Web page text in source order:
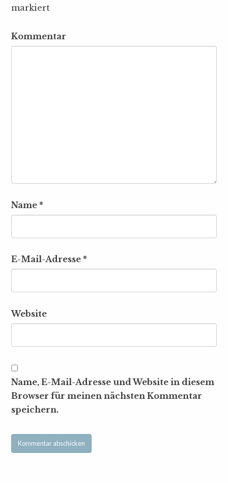
markiert
Kommentar
Name *
E-Mail-Adresse *
Website
Name, E-Mail-Adresse und Website in diesem
Browser für meinen nächsten Kommentar
speichern.